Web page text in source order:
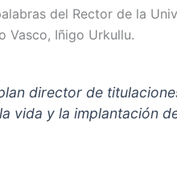
del Rector de la
Vasco, Iñigo Urkullu.
director de
vida y la implantación